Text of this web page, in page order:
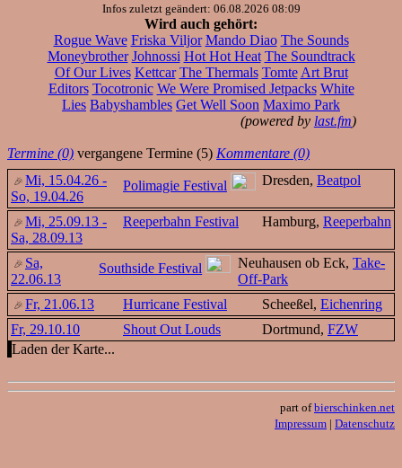
Infos zuletzt geändert: 06.08.2026 08:09
Wird auch gehört:
Rogue Wave Friska Viljor Mando Diao The Sounds
Moneybrother Johnossi Hot Hot Heat The Soundtrack
Of Our Lives Kettcar The Thermals Tomte Art Brut
Editors Tocotronic We Were Promised Jetpacks White
Lies Babyshambles Get Well Soon Maximo Park
(powered by last.fm)
Termine (0) vergangene Termine (5) Kommentare (0)
Mi, 15.04.26 -
So, 19.04.26
Polimagie Festival Dresden, Beatpol
Mi, 25.09.13 -
Sa, 28.09.13
Reeperbahn Festival Hamburg, Reeperbahn
Sa,
22.06.13
Southside Festival Neuhausen ob Eck,Take-
Off-Park
Fr, 21.06.13
Hurricane Festival Scheeßel, Eichenring
Fr, 29.10.10
Shout Out Louds Dortmund, FZW
Laden der Karte...
part ofbierschinken.net
Impressum | Datenschutz